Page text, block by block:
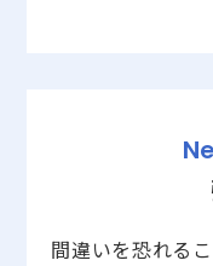
間違いを恐れる